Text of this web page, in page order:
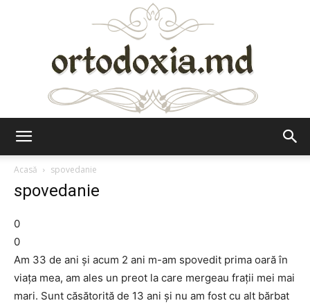
Acasă
spovedanie
spovedanie
0
0
Am 33 de ani şi acum 2 ani m-am spovedit prima oară în
viaţa mea, am ales un preot la care mergeau fraţii mei mai
mari. Sunt căsătorită de 13 ani şi nu am fost cu alt bărbat